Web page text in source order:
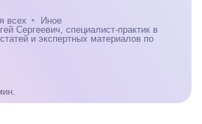
всех
Иное
Сергеевич, специалист-практик в
и экспертных материалов по